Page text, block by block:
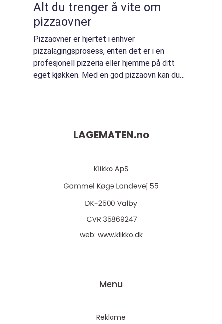
Alt du trenger å vite om
pizzaovner
Pizzaovner er hjertet i enhver
pizzalagingsprosess, enten det er i en
profesjonell pizzeria eller hjemme på ditt
eget kjøkken. Med en god pizzaovn kan du
LAGEMATEN.no
web: www.klikko.dk
Menu
Reklame